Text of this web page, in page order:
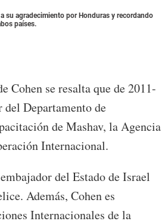
su agradecimiento por Honduras y recordando
países.
Cohen se resalta que de 2011-
Departamento de
de Mashav, la Agencia
Internacional.
del Estado de Israel
Además, Cohen es
Internacionales de la